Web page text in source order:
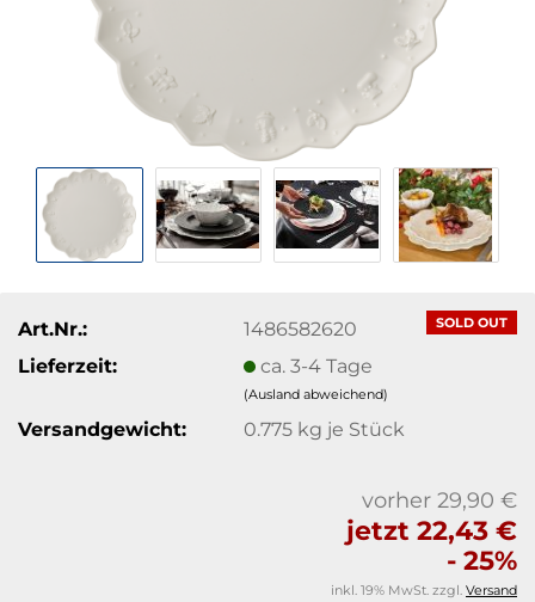
SOLD OUT
Art.Nr.:
1486582620
Lieferzeit:
ca. 3-4 Tage
(Ausland abweichend)
Versandgewicht: 0.775 kg je Stück
vorher 29,90 €
jetzt 22,43 €
- 25%
inkl. 19% MwSt. zzgl. Versand